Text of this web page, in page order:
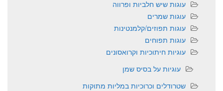
עוגות שיש חלביות ופרווה
עוגות שמרים
עוגות תפוזים/קלמנטינות
עוגות תפוחים
עוגיות חיתוכיות וקרואסונים
עוגיות על בסיס שמן
שטרודלים וכרוכיות במליות מתוקות